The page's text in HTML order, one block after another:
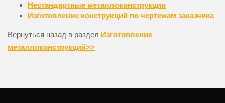
Нестандартные металлоконструкции
Изготовление конструкций по чертежам заказчика
Вернуться назад в раздел Изготовление
металлоконструкций>>